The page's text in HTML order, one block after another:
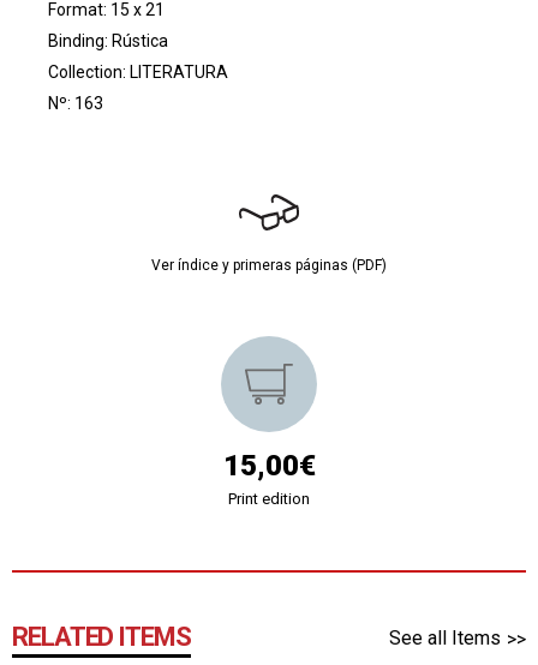
Format: 15 x 21
Binding: Rústica
Collection: LITERATURA
Nº: 163
Ver índice y primeras páginas (PDF)
15,00€
Print edition
RELATED ITEMS See all Items